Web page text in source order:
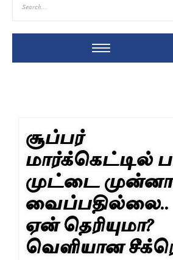
சூப்பர்
மார்க்கெட்டில்
முட்டை
வைப்பதில்லை..
ஏன் தெரியுமா?
வெளியான